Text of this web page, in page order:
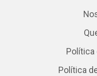
Política
Política